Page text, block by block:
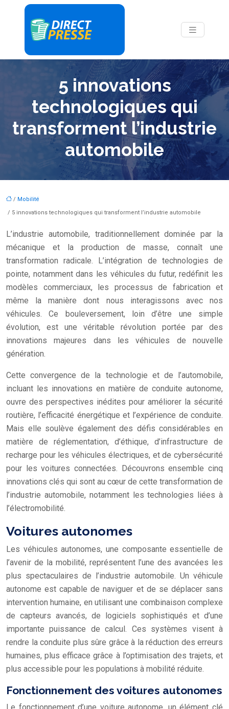
5 innovations
technologiques qui
transforment l’industrie
automobile
/ Mobilité
/ 5 innovations technologiques qui transforment l’industrie automobile
L’industrie automobile, traditionnellement dominée par la
mécanique et la production de masse, connaît une
transformation radicale. L’intégration de technologies de
pointe, notamment dans les véhicules du futur, redéfinit les
modèles commerciaux, les processus de fabrication et
même la manière dont nous interagissons avec nos
véhicules. Ce bouleversement, loin d’être une simple
évolution, est une véritable révolution portée par des
innovations majeures dans les véhicules de nouvelle
génération.
Cette convergence de la technologie et de l’automobile,
incluant les innovations en matière de conduite autonome,
ouvre des perspectives inédites pour améliorer la sécurité
routière, l’efficacité énergétique et l’expérience de conduite.
Mais elle soulève également des défis considérables en
matière de réglementation, d’éthique, d’infrastructure de
recharge pour les véhicules électriques, et de cybersécurité
pour les voitures connectées. Découvrons ensemble cinq
innovations clés qui sont au cœur de cette transformation de
l’industrie automobile, notamment les technologies liées à
l’électromobilité.
Voitures autonomes
Les véhicules autonomes, une composante essentielle de
l’avenir de la mobilité, représentent l’une des avancées les
plus spectaculaires de l’industrie automobile. Un véhicule
autonome est capable de naviguer et de se déplacer sans
intervention humaine, en utilisant une combinaison complexe
de capteurs avancés, de logiciels sophistiqués et d’une
importante puissance de calcul. Ces systèmes visent à
rendre la conduite plus sûre grâce à la réduction des erreurs
humaines, plus efficace grâce à l’optimisation des trajets, et
plus accessible pour les populations à mobilité réduite.
Fonctionnement des voitures autonomes